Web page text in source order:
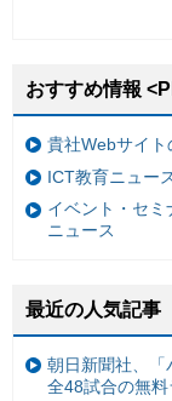
おすすめ情報
貴社Webサイト
ICT教育ニュー
イベント・セ
ニュース
最近の人気記事
朝日新聞社、「
全48試合の無料